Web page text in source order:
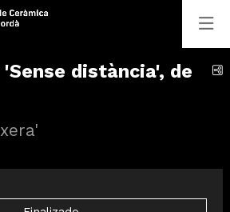
distància', de